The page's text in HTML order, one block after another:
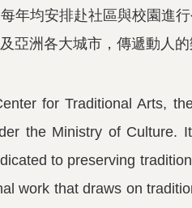
年均安排赴社區與校園進
亞洲各大城市，傳遞動人的
for Traditional Arts,
the Ministry of
to preserving
work that draws on